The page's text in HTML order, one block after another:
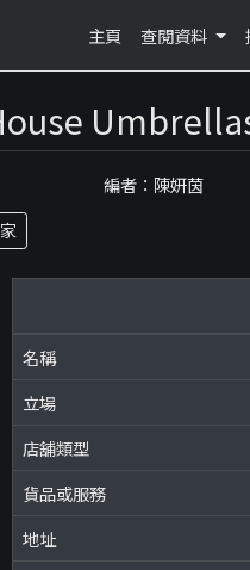
主頁 查閱資料
編者：陳妍茵
名稱
立場
店舖類型
貨品或服務
地址